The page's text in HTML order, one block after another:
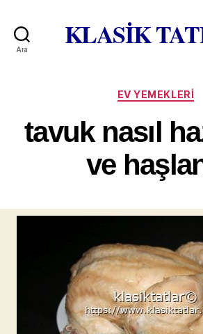
Ara KLASİK
EV YEMEKLERI
tavuk nasıl
ve